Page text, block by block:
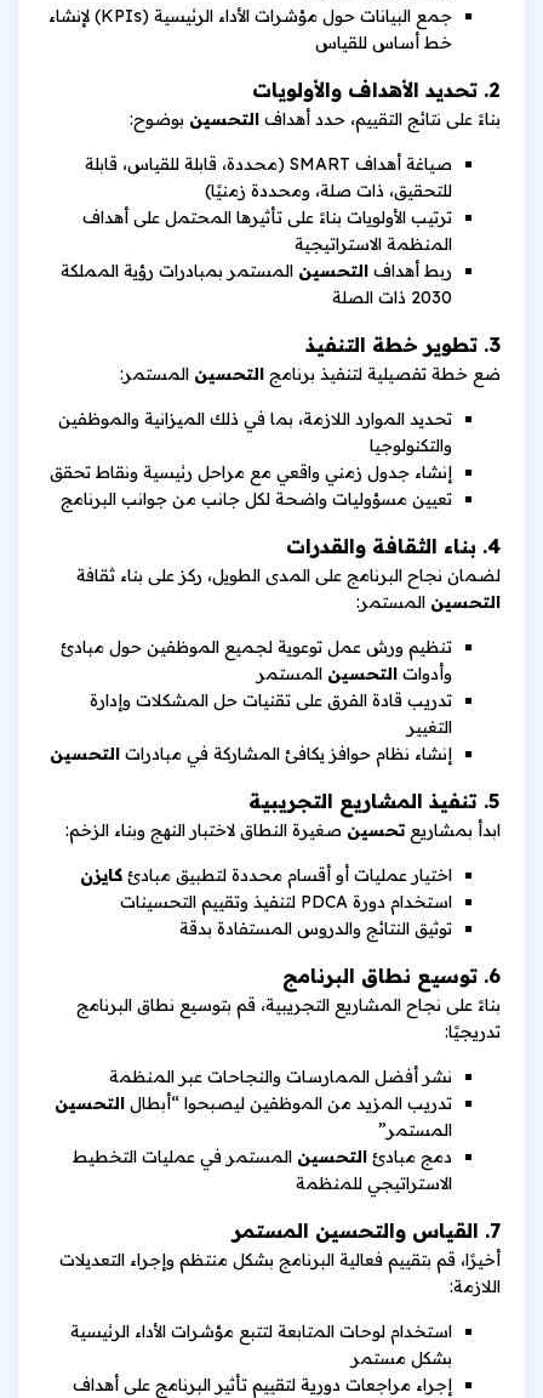
جمع البيانات حول مؤشرات الأداء الرئيسية (KPIs) لإنشاء
خط أساس للقياس
2. تحديد الأهداف والأولويات
بناءً على نتائج التقييم، حدد أهداف التحسين بوضوح:
صياغة أهداف SMART (محددة، قابلة للقياس، قابلة
للتحقيق، ذات صلة، ومحددة زمنيًا)
ترتيب الأولويات بناءً على تأثيرها المحتمل على أهداف
المنظمة الاستراتيجية
ربط أهداف التحسين المستمر بمبادرات رؤية المملكة
2030 ذات الصلة
3. تطوير خطة التنفيذ
ضع خطة تفصيلية لتنفيذ برنامج التحسين المستمر:
تحديد الموارد اللازمة، بما في ذلك الميزانية والموظفين
والتكنولوجيا
إنشاء جدول زمني واقعي مع مراحل رئيسية ونقاط تحقق
تعيين مسؤوليات واضحة لكل جانب من جوانب البرنامج
4. بناء الثقافة والقدرات
لضمان نجاح البرنامج على المدى الطويل، ركز على بناء ثقافة
التحسين المستمر:
تنظيم ورش عمل توعوية لجميع الموظفين حول مبادئ
وأدوات التحسين المستمر
تدريب قادة الفرق على تقنيات حل المشكلات وإدارة
التغيير
إنشاء نظام حوافز يكافئ المشاركة في مبادرات التحسين
5. تنفيذ المشاريع التجريبية
ابدأ بمشاريع تحسين صغيرة النطاق لاختبار النهج وبناء الزخم:
اختيار عمليات أو أقسام محددة لتطبيق مبادئ كايزن
استخدام دورة PDCA لتنفيذ وتقييم التحسينات
توثيق النتائج والدروس المستفادة بدقة
6. توسيع نطاق البرنامج
بناءً على نجاح المشاريع التجريبية، قم بتوسيع نطاق البرنامج
تدريجيًا:
نشر أفضل الممارسات والنجاحات عبر المنظمة
تدريب المزيد من الموظفين ليصبحوا “أبطال التحسين
المستمر”
دمج مبادئ التحسين المستمر في عمليات التخطيط
الاستراتيجي للمنظمة
7. القياس والتحسين المستمر
أخيرًا، قم بتقييم فعالية البرنامج بشكل منتظم وإجراء التعديلات
اللازمة:
استخدام لوحات المتابعة لتتبع مؤشرات الأداء الرئيسية
بشكل مستمر
إجراء مراجعات دورية لتقييم تأثير البرنامج على أهداف